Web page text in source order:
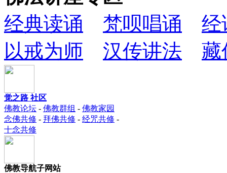
经典读诵
梵呗唱诵
经
以戒为师
汉传讲法 藏
觉之路 社区
佛教论坛 - 佛教群组 - 佛教家园
念佛共修 - 拜佛共修 - 经咒共修 -
十念共修
佛教导航子网站